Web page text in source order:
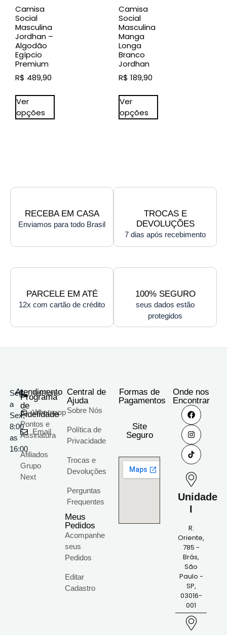
Camisa
Social
Masculina
Jordhan –
Algodão
Egípcio
Premium
R$ 489,90
Ver
opções
Camisa
Social
Masculina
Manga
Longa
Branco
Jordhan
R$ 189,90
Ver
opções
RECEBA EM CASA
Enviamos para todo Brasil
TROCAS E
DEVOLUÇÕES
7 dias após recebimento
PARCELE EM ATÉ
12x com cartão de crédito
100% SEGURO
seus dados estão
protegidos
Atendimento
Seg
a
Sex;
8:00
as
16:00
Telefone
Whatsapp
Email
Programa
de
Fidelidade
Pontos e
Assinatura
Afiliados
Grupo
Next
Central de
Ajuda
Sobre Nós
Política de
Privacidade
Trocas e
Devoluções
Perguntas
Frequentes
Meus
Pedidos
Acompanhe
seus
Pedidos
Editar
Cadastro
Formas de
Pagamentos
Site
Seguro
Onde nos
Encontrar
Unidade
I
R.
Oriente,
785 -
Brás,
São
Paulo -
SP,
03016-
001